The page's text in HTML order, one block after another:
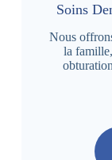
Soins
Nous
la